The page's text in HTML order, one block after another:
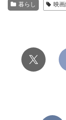
暮らし 映